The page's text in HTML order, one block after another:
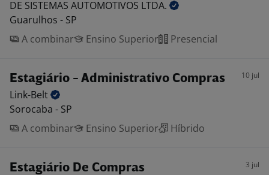
DE SISTEMAS AUTOMOTIVOS LTDA.
Guarulhos - SP
A combinar
Ensino Superior Presencial
Estagiário - Administrativo Compras 10 jul
Link-Belt
Sorocaba - SP
A combinar
Ensino Superior Híbrido
Estagiário De Compras 3 jul